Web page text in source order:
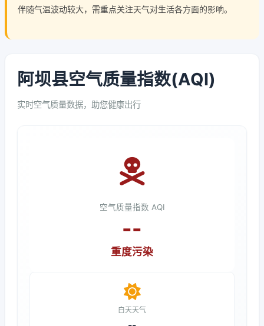
伴随气温波动较大，需重点关注天气对生活各方面的影响。
阿坝县空气质量指数(AQI)
实时空气质量数据，助您健康出行
空气质量指数 AQI
--
重度污染
白天天气